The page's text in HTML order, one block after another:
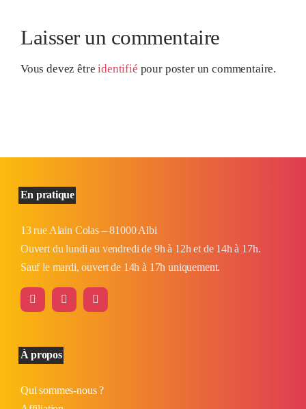
Laisser un commentaire
Vous devez êtreidentifié pour poster un commentaire.
En pratique
13 rue Alain Colas – 81000 Albi
Ouvert du lundi au vendredi de 9h à 12h et de 14h à 17h.
Sauf le mardi, ouvert de 14h à 17h uniquement.
À propos
Qui sommes-nous ?